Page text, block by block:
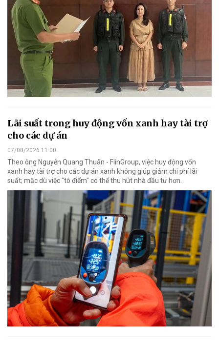
Lãi suất trong huy động vốn xanh hay tài trợ
cho các dự án
07/08/2026 11:00
Theo ông Nguyễn Quang Thuân - FiinGroup, việc huy động vốn
xanh hay tài trợ cho các dự án xanh không giúp giảm chi phí lãi
suất; mặc dù việc "tô điểm" có thể thu hút nhà đầu tư hơn.